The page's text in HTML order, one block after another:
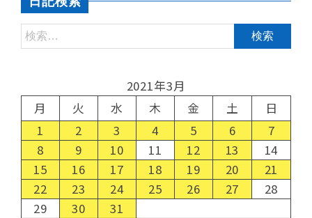
2021年3月
月
火 水 木 金 土
日
1
2 3 4 5 6
7
8
9 10 11 12 13
14
15
16 17 18 19 20
21
22
23 24 25 26 27
28
29
30 31